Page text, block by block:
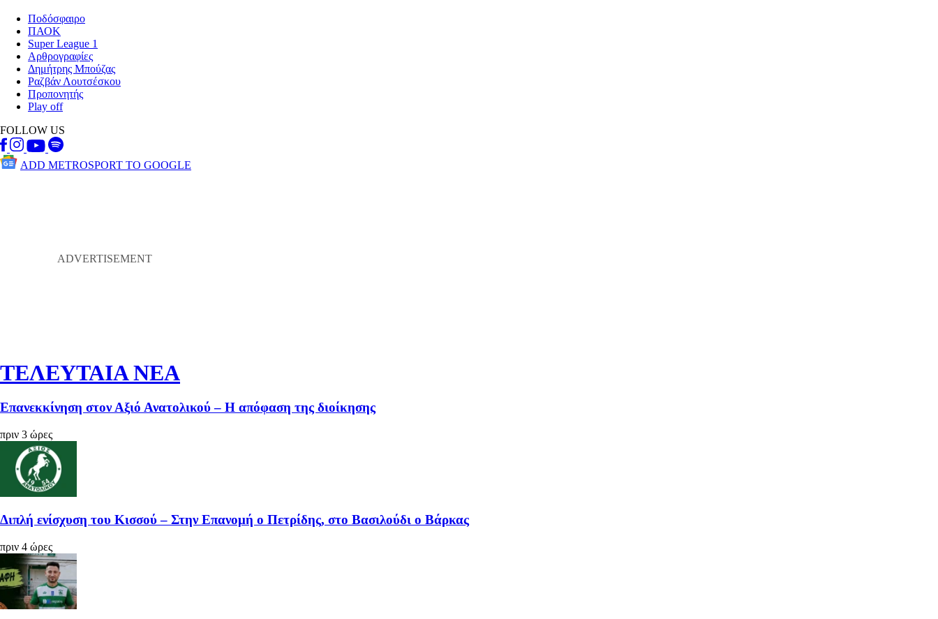
Ποδόσφαιρο
ΠΑΟΚ
Super League 1
Αρθρογραφίες
Δημήτρης Μπούζας
Ραζβάν Λουτσέσκου
Προπονητής
Play off
FOLLOW US
ADD METROSPORT TO GOOGLE
ΤΕΛΕΥΤΑΙΑ ΝΕΑ
Επανεκκίνηση στον Αξιό Ανατολικού – Η απόφαση της διοίκησης
πριν 3 ώρες
Διπλή ενίσχυση του Κισσού – Στην Επανομή ο Πετρίδης, στο Βασιλούδι ο Βάρκας
πριν 4 ώρες